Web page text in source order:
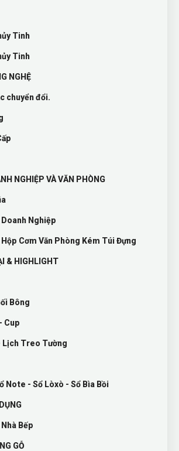
Tinh
Tinh
NGHỆ
chuyển đổi.
NGHIỆP VÀ VĂN PHÒNG
Doanh Nghiệp
Hộp Cơm Văn Phòng Kém Túi Đựng
& HIGHLIGHT
Bông
Cup
Lịch Treo Tường
Note - Sổ Lòxò - Sổ Bìa Bồi
Nhà Bếp
GỖ